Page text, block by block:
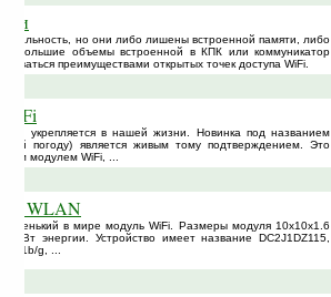
реальность, но они либо лишены встроенной памяти, либо
небольшие объемы встроенной в КПК или коммуникатор
преимуществами открытых точек доступа WiFi.
укрепляется в нашей жизни. Новинка под названием
погоду) является живым тому подтверждением. Это
модулем WiFi, ...
WLAN
в мире модуль WiFi. Размеры модуля 10х10х1.6
мВт энергии. Устройство имеет название DC2J1DZ115,
g, ...